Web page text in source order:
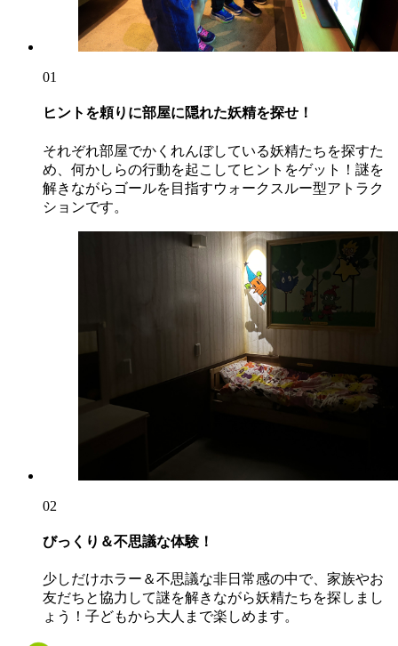
01
ヒントを頼りに部屋に隠れた妖精を探せ！
それぞれ部屋でかくれんぼしている妖精たちを探すた
め、何かしらの行動を起こしてヒントをゲット！謎を
解きながらゴールを目指すウォークスルー型アトラク
ションです。
02
びっくり＆不思議な体験！
少しだけホラー＆不思議な非日常感の中で、家族やお
友だちと協力して謎を解きながら妖精たちを探しまし
ょう！子どもから大人まで楽しめます。